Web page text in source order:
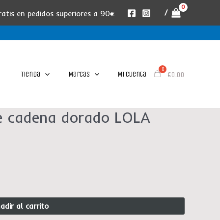
en pedidos superiores a 90€ /
Tienda Marcas Mi cuenta €0.00
dorado LOLA
al carrito